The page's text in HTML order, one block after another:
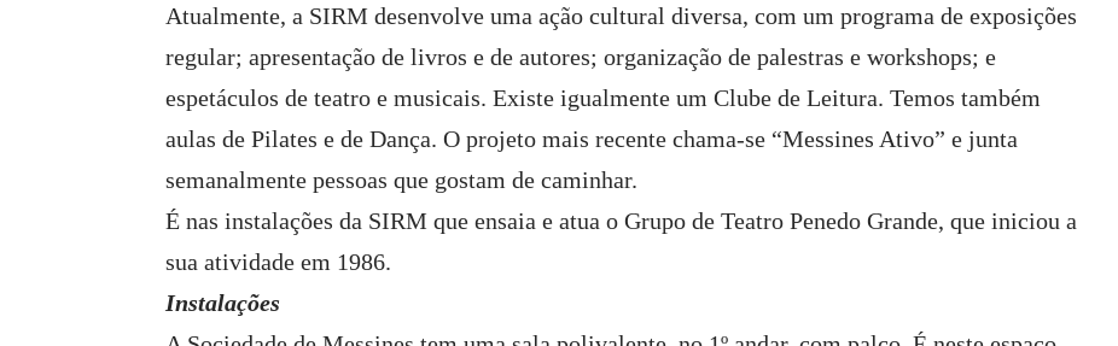
Atualmente, a SIRM desenvolve uma ação cultural diversa, com um programa de exposições
regular; apresentação de livros e de autores; organização de palestras e workshops; e
espetáculos de teatro e musicais. Existe igualmente um Clube de Leitura. Temos também
aulas de Pilates e de Dança. O projeto mais recente chama-se “Messines Ativo” e junta
semanalmente pessoas que gostam de caminhar.
É nas instalações da SIRM que ensaia e atua o Grupo de Teatro Penedo Grande, que iniciou a
sua atividade em 1986.
Instalações